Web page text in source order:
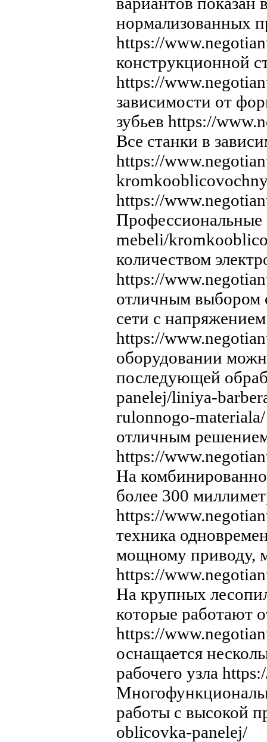
нормализованных
https://
конструкционной
https://
зависимости от
зубьев https://
Все станки в
https://
https://
mebeli/
количеством
https://
отличным выбором
сети с
https://
оборудовании
последующей
panelej/liniya-
rulonnogo-materiala/
отличным
https://
На
более 300
https://
техника
мощному приводу,
https://
На крупных
которые работают
https://
оснащается
рабочего узла
работы с высокой
oblicovka-panelej/